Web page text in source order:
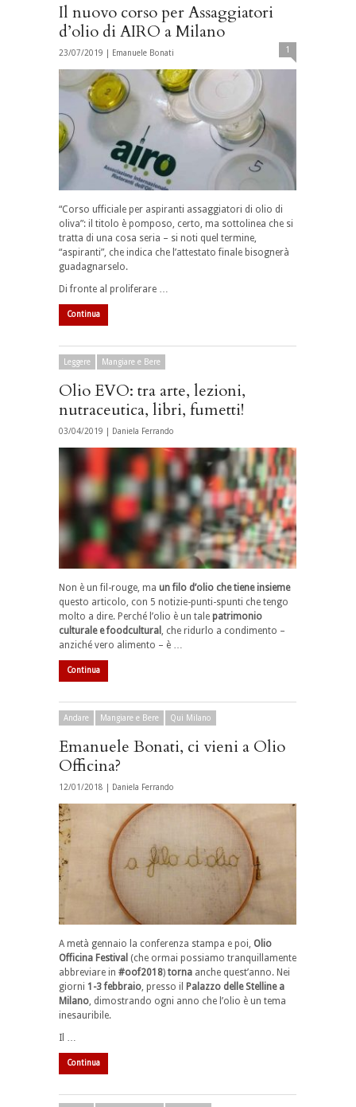
Il nuovo corso per Assaggiatori
d’olio di AIRO a Milano
23/07/2019 | Emanuele Bonati 1
“Corso ufficiale per aspiranti assaggiatori di olio di
oliva”: il titolo è pomposo, certo, ma sottolinea che si
tratta di una cosa seria – si noti quel termine,
“aspiranti”, che indica che l’attestato finale bisognerà
guadagnarselo.
Di fronte al proliferare …
Continua
Leggere Mangiare e Bere
Olio EVO: tra arte, lezioni,
nutraceutica, libri, fumetti!
03/04/2019 | Daniela Ferrando
Non è un fil-rouge, ma un filo d’olio che tiene insieme
questo articolo, con 5 notizie-punti-spunti che tengo
molto a dire. Perché l’olio è un tale patrimonio
culturale e foodcultural , che ridurlo a condimento –
anziché vero alimento – è …
Continua
Andare Mangiare e Bere Qui Milano
Emanuele Bonati, ci vieni a Olio
Officina?
12/01/2018 | Daniela Ferrando
A metà gennaio la conferenza stampa e poi, Olio
Officina Festival (che ormai possiamo tranquillamente
abbreviare in #oof2018) torna anche quest’anno. Nei
giorni 1-3 febbraio, presso il
Palazzo delle Stelline a
Milano, dimostrando ogni anno che l’olio è un tema
inesauribile.
Il …
Continua